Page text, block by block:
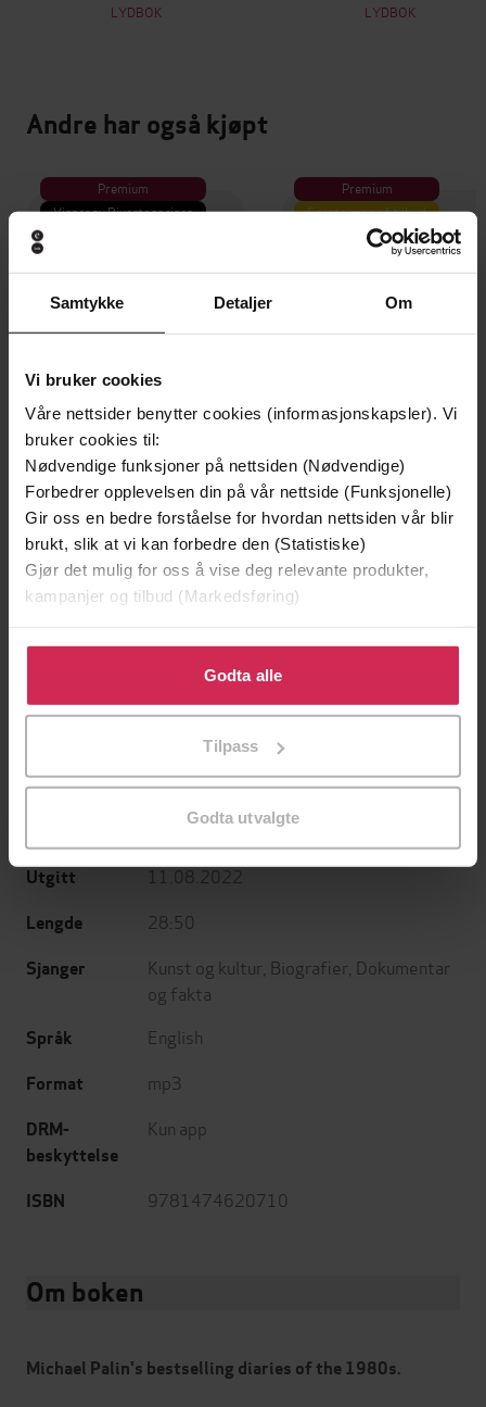
Samtykke Detaljer Om
Vi bruker cookies
Våre nettsider benytter cookies (informasjonskapsler). Vi
bruker cookies til:
Nødvendige funksjoner på nettsiden (Nødvendige)
Forbedrer opplevelsen din på vår nettside (Funksjonelle)
Gir oss en bedre forståelse for hvordan nettsiden vår blir
brukt, slik at vi kan forbedre den (Statistiske)
Gjør det mulig for oss å vise deg relevante produkter,
kampanjer og tilbud (Markedsføring)
Klikk på «Godta alle» for å gi oss ditt samtykke til å
bruke cookies for alle disse formålene. Du kan også
tilpasse ditt samtykke til spesifikke formål ved å klikke
Godta alle
Tilpass
Godta utvalgte
LYDBOK LYDBOK
Andre har også kjøpt
Premium
Vinner av Rivertonprisen
129,-
Minnesota
Jo Nesbø
EBOK
Premium
Første gang på tilbud
129,-
Utskudd
Jørn Lier Horst
Undertittel Diaries 1980-1988 (Volume Two)
Michael Palin(forfatter),
(innleser)
Weidenfeld & Nicolson
Utgitt 11.08.2022
Lengde 28:50
Sjanger Kunst og kultur Biografier Dokumentar
og fakta
Språk English
Format mp3
DRM-
beskyttelse
Kun app
ISBN 9781474620710
Om boken
Michael Palin's bestselling diaries of the 1980s.